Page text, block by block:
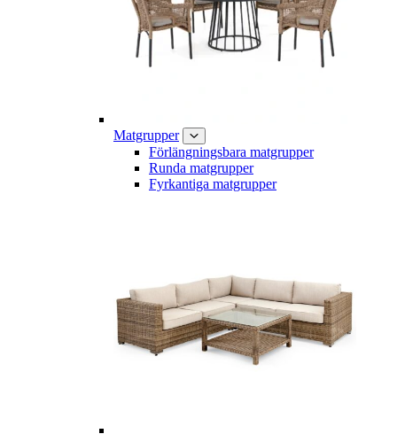
Matgrupper
Förlängningsbara matgrupper
Runda matgrupper
Fyrkantiga matgrupper